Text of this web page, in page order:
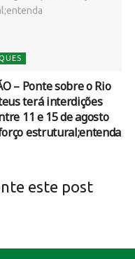
– Ponte sobre o Rio
terá interdições
11 e 15 de agosto
estrutural;entenda
este post